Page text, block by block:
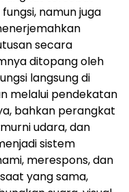
namun juga
secara
ditopang oleh
langsung di
melalui pendekatan
bahkan perangkat
udara, dan
sistem
merespons, dan
yang sama,